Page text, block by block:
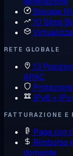
Storage
10 Gbps
RETE GLOBALE
13
APAC
IPv6 +
FATTURAZIONE E
Paga con
Rimborso
domande